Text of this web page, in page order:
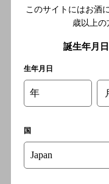
このサイトにはお酒
歳以上の
誕生年月
生年月日
年
国